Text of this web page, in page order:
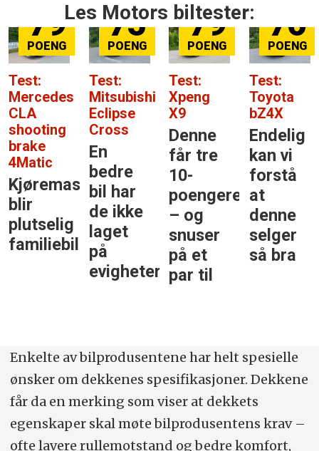
Les Motors biltester:
79
Test:
Xpeng
X9
Denne
får tre
10-
poengere
– og
snuser
på et
76
Test:
Toyota
bZ4X
Endelig
kan vi
forstå
at
denne
selger
så bra
84
Test:
Mercedes-
Benz
GLC
Den
største
stjernen
i
klassen
81
Test:
BYD
EVO
er
dette
årets
beste
bilkjøp
Enkelte av bilprodusentene har helt spesielle
ønsker om dekkenes spesifikasjoner. Dekkene
får da en merking som viser at dekkets
egenskaper skal møte bilprodusentens krav –
ofte lavere rullemotstand og bedre komfort,